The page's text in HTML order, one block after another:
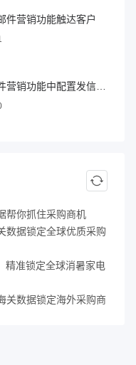
件营销功能触达客户
帮你抓住采购商机
数据锁定全球优质采购
精准锁定全球消暑家电
关数据锁定海外采购商